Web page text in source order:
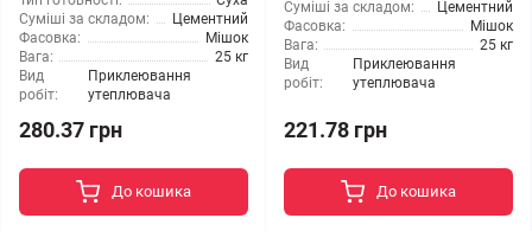
Суміші за складом:
Цементний
Фасовка:
Мішок
Вага:
25 кг
Вид
робіт:
Приклеювання
утеплювача
280.37 грн
До кошика
Суміші за складом:
Цементний
Фасовка:
Мішок
Вага:
25 кг
Вид
робіт:
Приклеювання
утеплювача
221.78 грн
До кошика